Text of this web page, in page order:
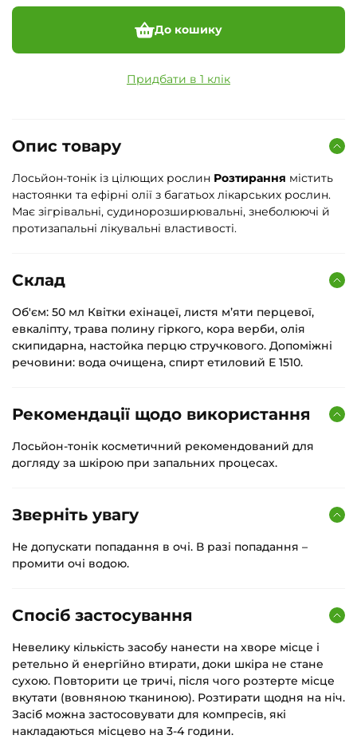
До кошику
Придбати в 1 клік
Опис товару
Лосьйон-тонік із цілющих рослин Розтирання містить
настоянки та ефірні олії з багатьох лікарських рослин.
Має зігрівальні, судинорозширювальні, знеболюючі й
протизапальні лікувальні властивості.
Склад
Об'єм: 50 мл Квітки ехінацеї, листя м’яти перцевої,
евкаліпту, трава полину гіркого, кора верби, олія
скипидарна, настойка перцю стручкового. Допоміжні
речовини: вода очищена, спирт етиловий Е 1510.
Рекомендації щодо використання
Лосьйон-тонік косметичний рекомендований для
догляду за шкірою при запальних процесах.
Зверніть увагу
Не допускати попадання в очі. В разі попадання –
промити очі водою.
Спосіб застосування
Невелику кількість засобу нанести на хворе місце і
ретельно й енергійно втирати, доки шкіра не стане
сухою. Повторити це тричі, після чого розтерте місце
вкутати (вовняною тканиною). Розтирати щодня на ніч.
Засіб можна застосовувати для компресів, які
накладаються місцево на 3-4 години.